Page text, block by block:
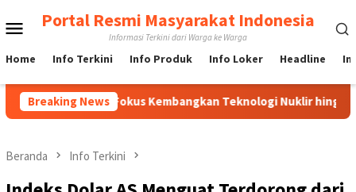
ke
Menu
Mobile
Portal Resmi Masyarakat Indonesia
Informasi Terkini dari Warga ke Warga
Home Info Terkini Info Produk Info Loker Headline
Breaking News
BRIN Fokus Kembangkan Teknologi Nuklir hingga AI
Beranda Info Terkini